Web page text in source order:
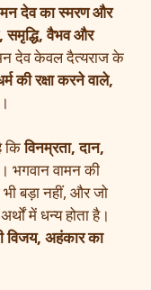
देव का स्मरण और
वैभव और
देव केवल दैत्यराज के
की रक्षा करने वाले,
किविनम्रता, दान,
भगवान वामन की
बड़ा नहीं, और जो
में धन्य होता है।
विजय, अहंकार का